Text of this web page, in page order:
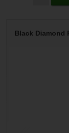
Black Diamond